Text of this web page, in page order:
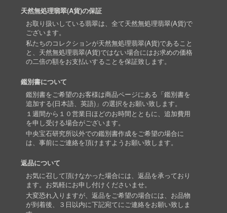
天然無処理翡翠(A貨)の保証
お取り扱いしている翡翠は、全て天然無処理翡翠(A貨)で
ございます。
私たちのコレクションが天然無処理翡翠(A貨)であること
と、天然無処理翡翠(A貨)ではない場合にはお求めの価格
の二倍の額をお支払いすることを保証致します。
鑑別書について
鑑別書をご希望のお客様は商品ページにある「鑑別書を
追加する(日本語、英語)」の選択をお願い致します。
１週間から１０営業日ほどのお時間とともに、追加費用
を申し受ける場合がございます。
中央宝石研究所以外での鑑別書作成をご希望の場合に
は、事前にご連絡を頂けますようお願い致します。
返品について
お気に召して頂けなかった場合には、返品を承っており
ます。お気軽にお申し付けくださいませ。
大変恐れ入りますが、返品をご希望の場合には、お品物
が到着後、３日以内に下記宛てにご連絡をお願い致しま